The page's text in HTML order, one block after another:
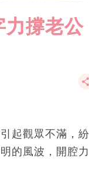
力撐老公
起觀眾不滿，紛
的風波，開腔力